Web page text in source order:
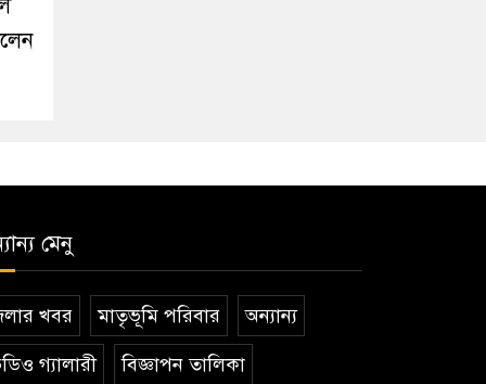
মেনু
খবর মাতৃভূমি পরিবার অন্যান্য
গ্যালারী বিজ্ঞাপন তালিকা